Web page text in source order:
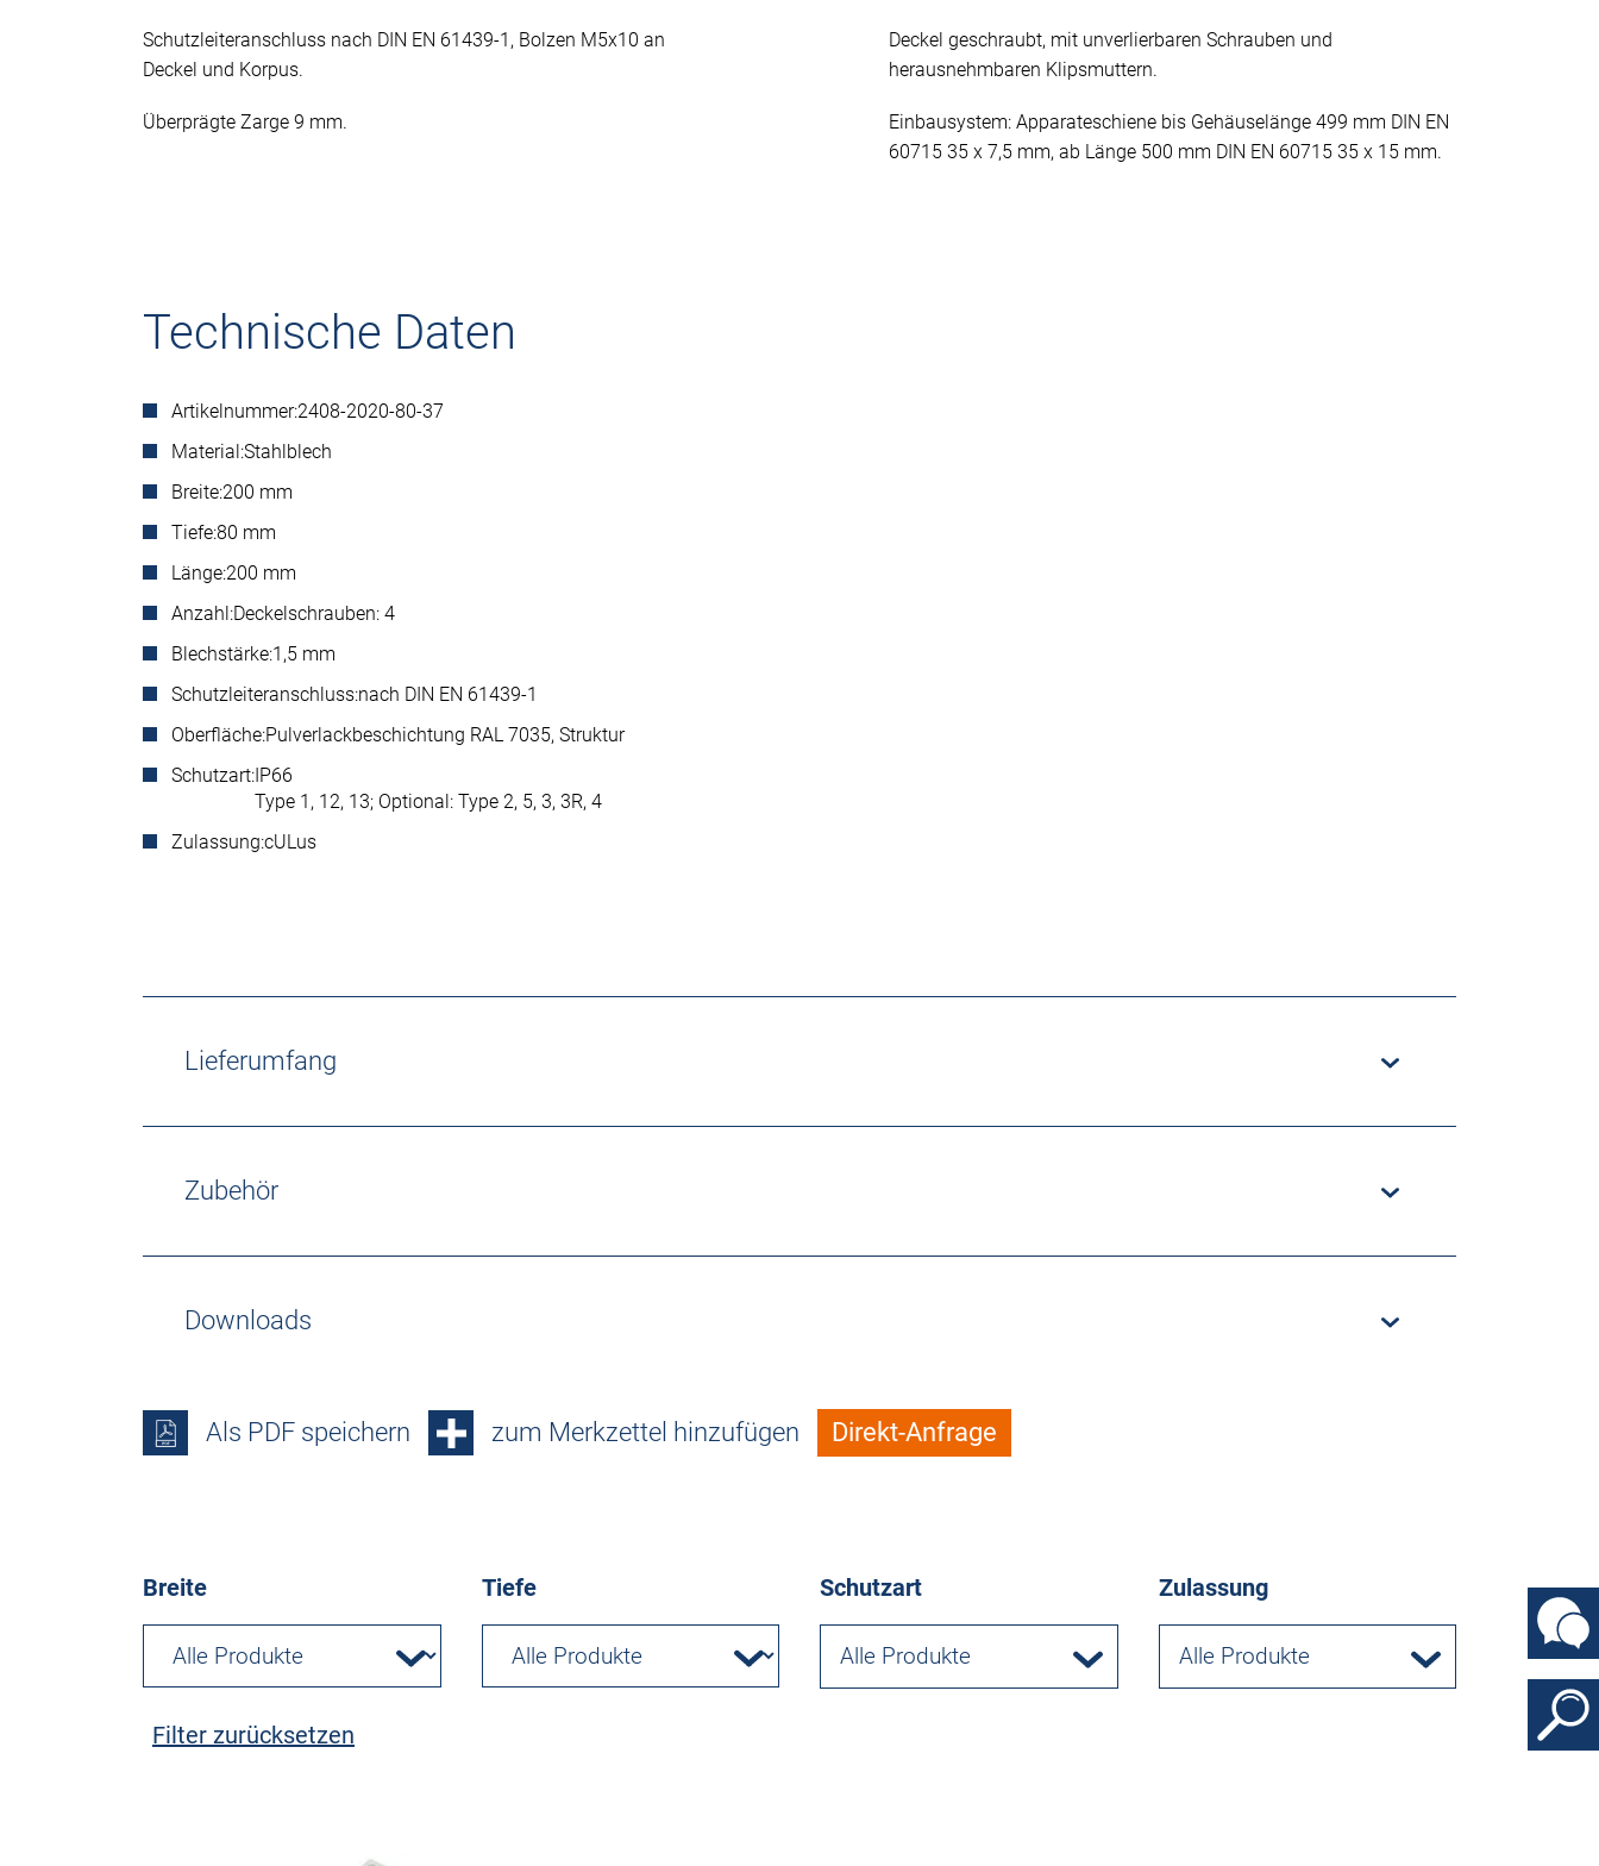
Schutzleiteranschluss nach DIN EN 61439-1, Bolzen M5x10 an
Deckel und Korpus.
Überprägte Zarge 9 mm.
Deckel geschraubt, mit unverlierbaren Schrauben und
herausnehmbaren Klipsmuttern.
Einbausystem: Apparateschiene bis Gehäuselänge 499 mm DIN EN
60715 35 x 7,5 mm, ab Länge 500 mm DIN EN 60715 35 x 15 mm.
Technische Daten
Artikelnummer:2408-2020-80-37
Material:Stahlblech
Breite:200 mm
Tiefe:80 mm
Länge:200 mm
Anzahl:Deckelschrauben: 4
Blechstärke:1,5 mm
Schutzleiteranschluss:nach DIN EN 61439-1
Oberfläche:Pulverlackbeschichtung RAL 7035, Struktur
Schutzart:IP66
Type 1, 12, 13; Optional: Type 2, 5, 3, 3R, 4
Zulassung:cULus
Lieferumfang
Zubehör
Downloads
Als PDF speichern zum Merkzettel hinzufügen Direkt-Anfrage
Breite Tiefe Schutzart
Alle Produkte
Zulassung
Alle Produkte
Filter zurücksetzen